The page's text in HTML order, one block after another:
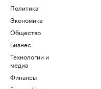
Политика
Экономика
Общество
Бизнес
Технологии и
медиа
Финансы